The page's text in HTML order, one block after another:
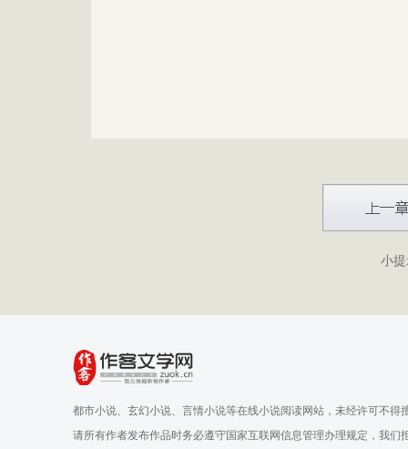
小
都市小说、玄幻小说、言情小说等在线小说阅读网站，未经许可不得
请所有作者发布作品时务必遵守国家互联网信息管理办理规定，我们